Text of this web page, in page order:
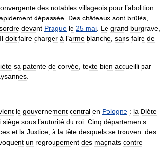
des notables villageois pour l’abolition
dépassée Des châteaux sont brûlés
devant Prague le 25 mai Le grand burgrave
Il doit faire charger à l’arme blanche sans faire de
sa patente de corvée texte bien accueilli par
le gouvernement central en Pologne : la Diète
siège sous l’autorité du roi Cinq départements
et la Justice à la tête desquels se trouvent des
un regroupement des magnats contre